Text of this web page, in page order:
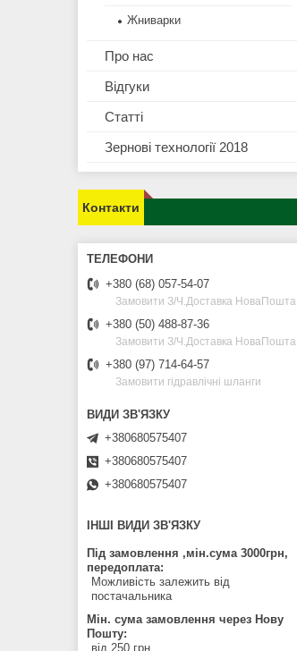
Жниварки
Про нас
Відгуки
Статті
Зернові технології 2018
Контакти
+380 (68) 057-54-07
Замовити З/Ч.Доставка НоваПошта
+380 (50) 488-87-36
Замовити З/Ч.Доставка НоваПошта
+380 (97) 714-64-57
Замовити гідравлічні шланги
+380680575407
+380680575407
+380680575407
ІНШІ ВИДИ ЗВ'ЯЗКУ
Під замовлення ,мін.сума 3000грн,
передоплата
Можливість залежить від
постачальника
Мін. сума замовлення через Нову
Пошту
від 250 грн.